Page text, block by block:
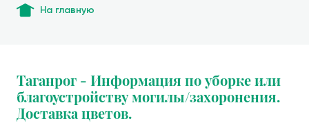
На главную
Таганрог - Информация по уборке или
благоустройству могилы/захоронения.
Доставка цветов.